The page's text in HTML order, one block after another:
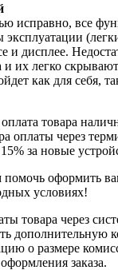
исправно, все
эксплуатации
и дисплее.
и их легко
как для себя,
товара
оплаты через
за новые
оформить
условиях!
товара через
дополнительную
о размере
заказа.